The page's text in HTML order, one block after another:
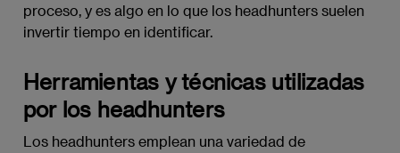
proceso, y es algo en lo que los headhunters suelen
invertir tiempo en identificar.
Herramientas y técnicas utilizadas
por los headhunters
Los headhunters emplean una variedad de